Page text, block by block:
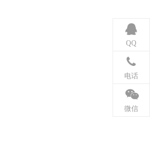
QQ
电话
微信